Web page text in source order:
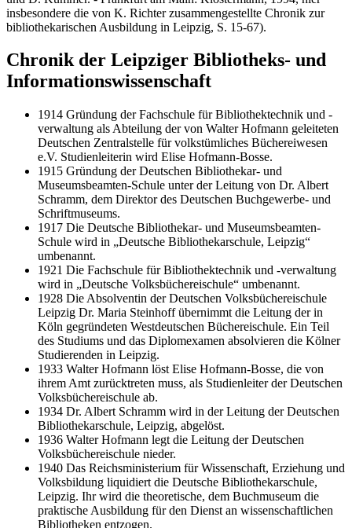
insbesondere die von K. Richter zusammengestellte Chronik zur
bibliothekarischen Ausbildung in Leipzig, S. 15-67).
Chronik der Leipziger Bibliotheks- und
Informationswissenschaft
1914 Gründung der Fachschule für Bibliothektechnik und -
verwaltung als Abteilung der von Walter Hofmann geleiteten
Deutschen Zentralstelle für volkstümliches Büchereiwesen
e.V. Studienleiterin wird Elise Hofmann-Bosse.
1915 Gründung der Deutschen Bibliothekar- und
Museumsbeamten-Schule unter der Leitung von Dr. Albert
Schramm, dem Direktor des Deutschen Buchgewerbe- und
Schriftmuseums.
1917 Die Deutsche Bibliothekar- und Museumsbeamten-
Schule wird in „Deutsche Bibliothekarschule, Leipzig“
umbenannt.
1921 Die Fachschule für Bibliothektechnik und -verwaltung
wird in „Deutsche Volksbüchereischule“ umbenannt.
1928 Die Absolventin der Deutschen Volksbüchereischule
Leipzig Dr. Maria Steinhoff übernimmt die Leitung der in
Köln gegründeten Westdeutschen Büchereischule. Ein Teil
des Studiums und das Diplomexamen absolvieren die Kölner
Studierenden in Leipzig.
1933 Walter Hofmann löst Elise Hofmann-Bosse, die von
ihrem Amt zurücktreten muss, als Studienleiter der Deutschen
Volksbüchereischule ab.
1934 Dr. Albert Schramm wird in der Leitung der Deutschen
Bibliothekarschule, Leipzig, abgelöst.
1936 Walter Hofmann legt die Leitung der Deutschen
Volksbüchereischule nieder.
1940 Das Reichsministerium für Wissenschaft, Erziehung und
Volksbildung liquidiert die Deutsche Bibliothekarschule,
Leipzig. Ihr wird die theoretische, dem Buchmuseum die
praktische Ausbildung für den Dienst an wissenschaftlichen
Bibliotheken entzogen.